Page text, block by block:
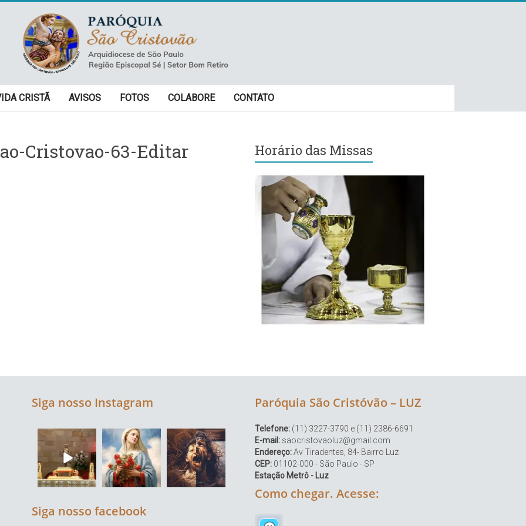
CRISTÃ AVISOS FOTOS COLABORE CONTATO
Cristovao-63-Editar Horário das Missas
Siga nosso Instagram
Siga nosso facebook
Paróquia São Cristóvão – LUZ
Telefone: (11) 3227-3790 e (11) 2386-6691
E-mail: saocristovaoluz@gmail.com
Endereço:Av Tiradentes, 84- Bairro Luz
CEP: 01102-000 - São Paulo - SP
Estação Metrô - Luz
Como chegar. Acesse: